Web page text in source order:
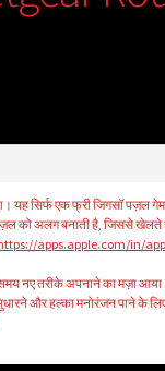
यह सिर्फ एक फ्री जिगसॉ
को अलग बनाती है, जिससे खेलते
apps.apple.com/in/
नए तरीके अपनाने का मज़ा
और हल्का मनोरंजन पाने के